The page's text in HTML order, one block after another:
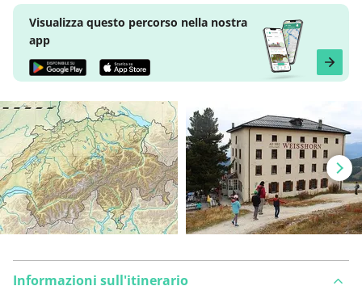
Visualizza questo percorso nella nostra
app
Informazioni sull'itinerario